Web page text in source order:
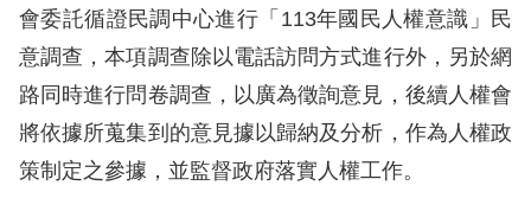
本
會
最
新
消
會委託循證民調中心進行「113年國民人權意識」民
意調查，本項調查除以電話訪問方式進行外，另於網
路同時進行問卷調查，以廣為徵詢意見，後續人權會
將依據所蒐集到的意見據以歸納及分析，作為人權政
策制定之參據，並監督政府落實人權工作。